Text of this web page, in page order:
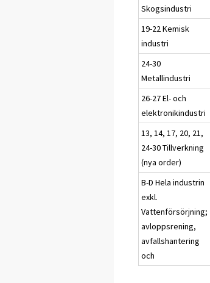
Skogsindustri
19-22 Kemisk
industri
24-30
Metallindustri
26-27 El- och
elektronikindustri
13, 14, 17, 20, 21,
24-30 Tillverkning
(nya order)
B-D Hela industrin
exkl.
Vattenförsörjning;
avloppsrening,
avfallshantering
och